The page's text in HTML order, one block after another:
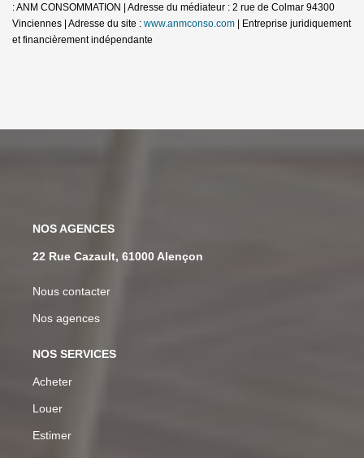
: ANM CONSOMMATION | Adresse du médiateur : 2 rue de Colmar 94300
Vinciennes | Adresse du site : www.anmconso.com | Entreprise juridiquement
et financièrement indépendante
NOS AGENCES
22 Rue Cazault, 61000 Alençon
Nous contacter
Nos agences
NOS SERVICES
Acheter
Louer
Estimer